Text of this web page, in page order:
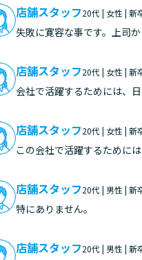
店舗スタッフ20代 | 女性 | 新
失敗に寛容な事です。上司
はしな…
店舗スタッフ20代 | 女性 | 新
会社で活躍するためには、
店舗スタッフ20代 | 女性 | 新
この会社で活躍するために
に中小…
店舗スタッフ20代 | 男性 | 新
特にありません。
店舗スタッフ20代 | 男性 | 新